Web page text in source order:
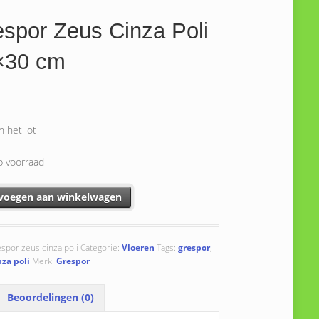
Zeus Cinza Poli
cm
het lot
voorraad
Zeus Cinza Poli 30x30 cm aantal
aan winkelwagen
zeus cinza poli Categorie: Vloeren Tags: grespor,
poli Merk: Grespor
Beoordelingen (0)